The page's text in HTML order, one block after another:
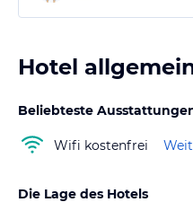
Hotel
Beliebteste
Wifi kostenfrei
Die Lage des Hotels